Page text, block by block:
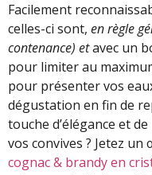
Facilement
celles-ci sont, en règle
contenance) etavec un
pour limiter au
pour présenter vos
dégustation en fin de
touche d’élégance et
vos convives ? Jetez
cognac & brandy en